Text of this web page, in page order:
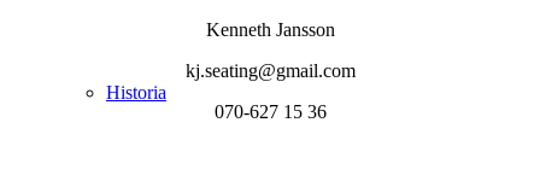
Historia
Kenneth Jansson
kj.seating@gmail.com
070-627 15 36